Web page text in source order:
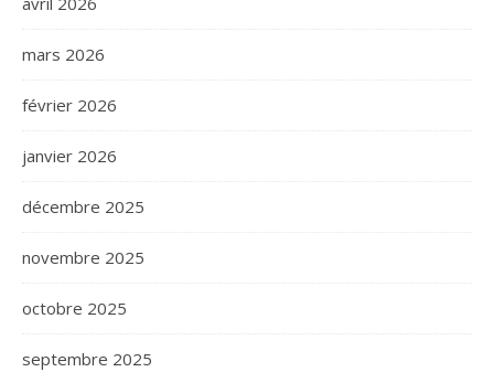
mars 2026
février 2026
janvier 2026
décembre 2025
novembre 2025
octobre 2025
septembre 2025